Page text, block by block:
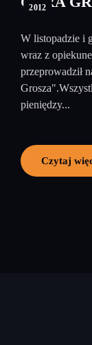
2012
W listopadzie i
wraz z
przeprowadził
pieniędzy...
Czytaj